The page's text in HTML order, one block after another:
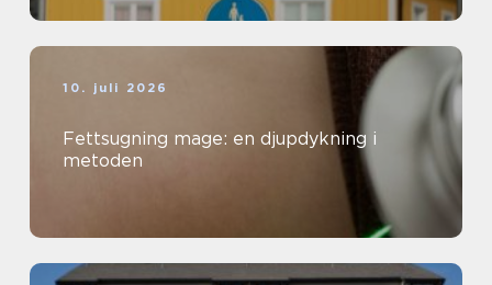
10. juli 2026
Fettsugning mage: en djupdykning i
metoden